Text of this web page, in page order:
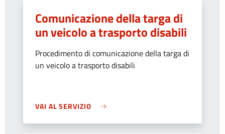
Comunicazione della targa di
un veicolo a trasporto disabili
Procedimento di comunicazione della targa di
un veicolo a trasporto disabili
VAI AL SERVIZIO